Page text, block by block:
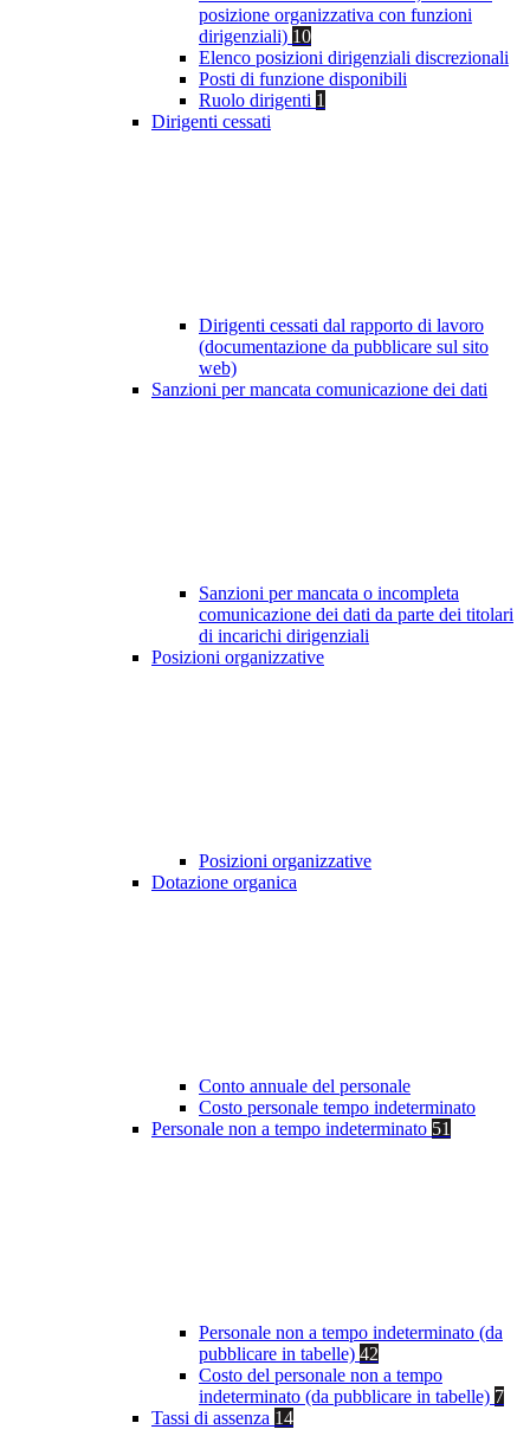
posizione organizzativa con funzioni
dirigenziali) 10
Elenco posizioni dirigenziali discrezionali
Posti di funzione disponibili
Ruolo dirigenti 1
Dirigenti cessati
Dirigenti cessati dal rapporto di lavoro
(documentazione da pubblicare sul sito
web)
Sanzioni per mancata comunicazione dei dati
Sanzioni per mancata o incompleta
comunicazione dei dati da parte dei titolari
di incarichi dirigenziali
Posizioni organizzative
Posizioni organizzative
Dotazione organica
Conto annuale del personale
Costo personale tempo indeterminato
Personale non a tempo indeterminato 51
Personale non a tempo indeterminato (da
pubblicare in tabelle) 42
Costo del personale non a tempo
indeterminato (da pubblicare in tabelle) 7
Tassi di assenza 14